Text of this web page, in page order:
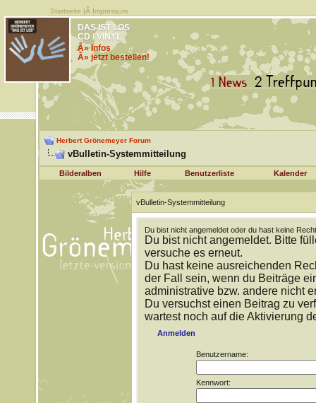
Startseite |Â Impressum
DAS IST LOS
CD / VINYL
Â» Infos
Â» jetzt bestellen!
Herbert Grönemeyer Forum
vBulletin-Systemmitteilung
Bilderalben Hilfe Benutzerliste Kalender
vBulletin-Systemmitteilung
Du bist nicht angemeldet oder du hast keine
Du bist nicht angemeldet. Bitte
versuche es erneut.
Du hast keine ausreichenden
der Fall sein, wenn du Beiträge
administrative bzw. andere nicht
Du versuchst einen Beitrag zu
wartest noch auf die Aktivierung
Anmelden
Benutzername:
Kennwort: